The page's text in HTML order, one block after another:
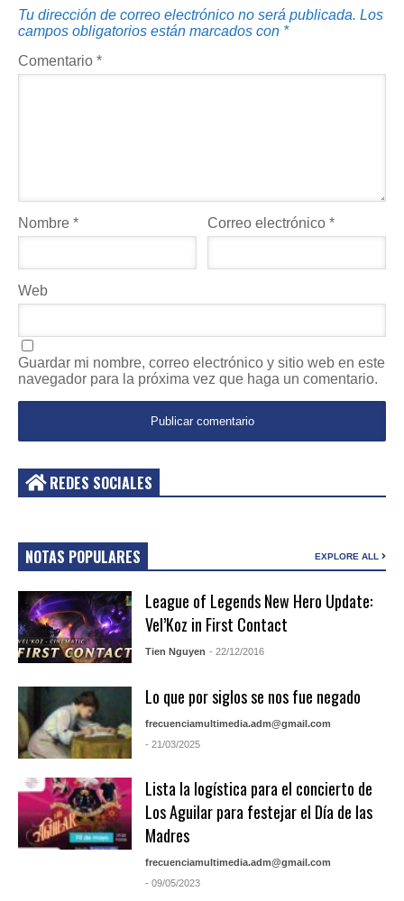
Tu dirección de correo electrónico no será publicada. Los
campos obligatorios están marcados con *
Comentario *
Nombre * Correo electrónico*
Web
Guardar mi nombre, correo electrónico y sitio web en este
navegador para la próxima vez que haga un comentario.
REDES SOCIALES
NOTAS POPULARES EXPLORE ALL
League of Legends New Hero Update:
Vel’Koz in First Contact
Tien Nguyen - 22/12/2016
Lo que por siglos se nos fue negado
frecuenciamultimedia.adm@gmail.com
- 21/03/2025
Lista la logística para el concierto de
Los Aguilar para festejar el Día de las
Madres
frecuenciamultimedia.adm@gmail.com
- 09/05/2023